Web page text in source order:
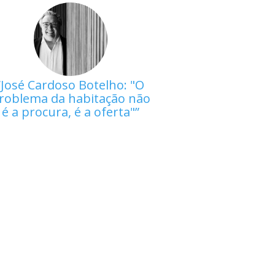
José Cardoso Botelho: "O
da habitação não
é a procura, é a oferta"